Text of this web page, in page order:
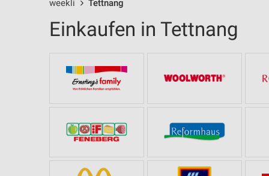
weekli Tettnang
Einkaufen in Tettnang